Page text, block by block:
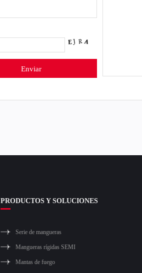
PRODUCTOS Y SOLUCIONES
Serie de mangueras
Mangueras rígidas SEMI
Mantas de fuego